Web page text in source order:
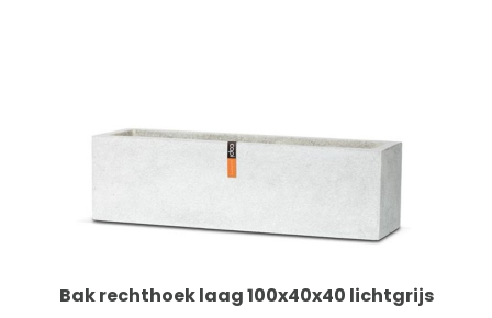
Bak rechthoek laag 100x40x40 lichtgrijs